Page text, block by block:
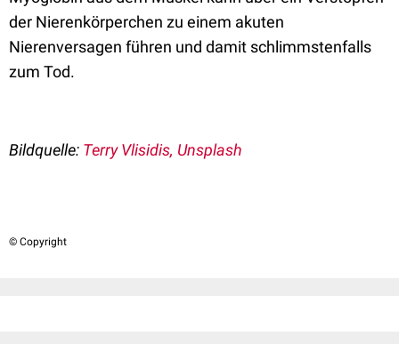
der Nierenkörperchen zu einem akuten
Nierenversagen führen und damit schlimmstenfalls
zum Tod.
Bildquelle: Terry Vlisidis, Unsplash
© Copyright